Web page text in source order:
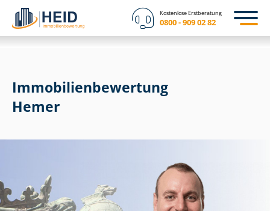
Kostenlose Erstberatung
0800 - 909 02 82
Immobilien­bewertung
Hemer